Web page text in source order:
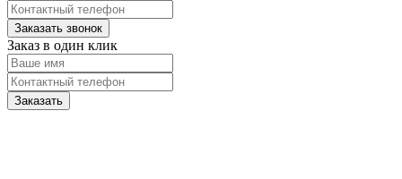
Заказ в один клик